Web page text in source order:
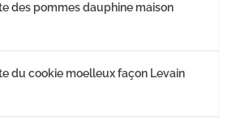
des pommes dauphine maison
du cookie moelleux façon Levain